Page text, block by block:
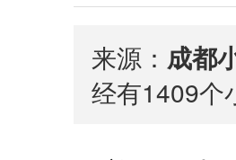
来源： 成都
经有1409个